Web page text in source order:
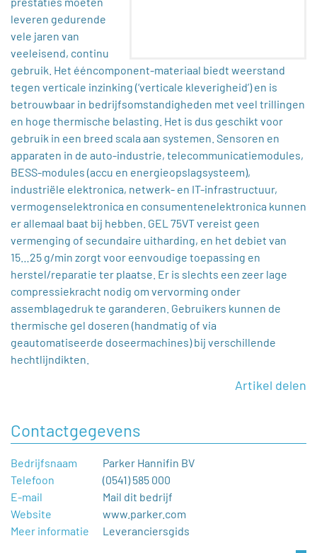
leveren gedurende
vele jaren van
veeleisend, continu
gebruik. Het ééncomponent-materiaal biedt weerstand
tegen verticale inzinking (‘verticale kleverigheid’) en is
betrouwbaar in bedrijfsomstandigheden met veel trillingen
en hoge thermische belasting. Het is dus geschikt voor
gebruik in een breed scala aan systemen. Sensoren en
apparaten in de auto-industrie, telecommunicatiemodules,
BESS-modules (accu en energieopslagsysteem),
industriële elektronica, netwerk- en IT-infrastructuur,
vermogenselektronica en consumentenelektronica kunnen
er allemaal baat bij hebben. GEL 75VT vereist geen
vermenging of secundaire uitharding, en het debiet van
15…25 g/min zorgt voor eenvoudige toepassing en
herstel/reparatie ter plaatse. Er is slechts een zeer lage
compressiekracht nodig om vervorming onder
assemblagedruk te garanderen. Gebruikers kunnen de
thermische gel doseren (handmatig of via
geautomatiseerde doseermachines) bij verschillende
hechtlijndikten.
Artikel delen
Contactgegevens
Bedrijfsnaam
Parker Hannifin BV
Telefoon
(0541) 585 000
E-mail
Mail dit bedrijf
Website
www.parker.com
Meer informatie
Leveranciersgids